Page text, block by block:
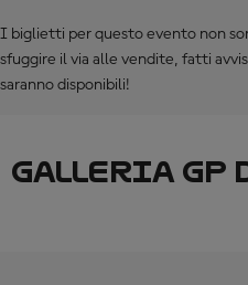
I biglietti per questo evento non
sfuggire il via alle vendite, fatti
saranno disponibili!
GALLERIA GP